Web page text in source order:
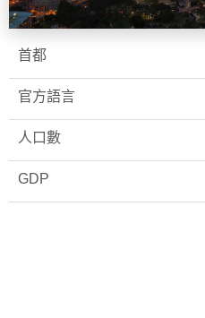
首都
官方語言
人口數
GDP